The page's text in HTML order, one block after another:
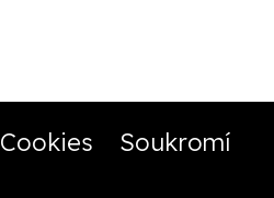
Cookies Soukromí